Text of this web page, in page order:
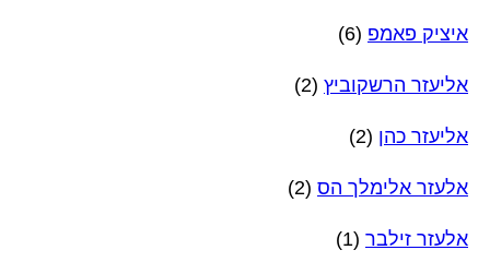
איציק פאמפ (6)
אליעזר הרשקוביץ (2)
אליעזר כהן (2)
אלעזר אלימלך הס (2)
אלעזר זילבר (1)